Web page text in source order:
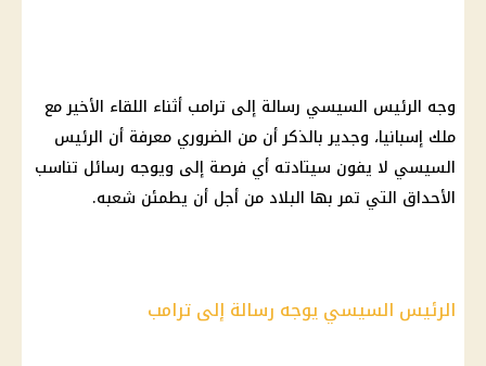
وجه الرئيس السيسي رسالة إلى ترامب أثناء اللقاء الأخير مع
ملك إسبانيا، وجدير بالذكر أن من الضروري معرفة أن الرئيس
السيسي لا يفون سيتادته أي فرصة إلى ويوجه رسائل تناسب
الأحداق التي تمر بها البلاد من أجل أن يطمئن شعبه.
الرئيس السيسي يوجه رسالة إلى ترامب